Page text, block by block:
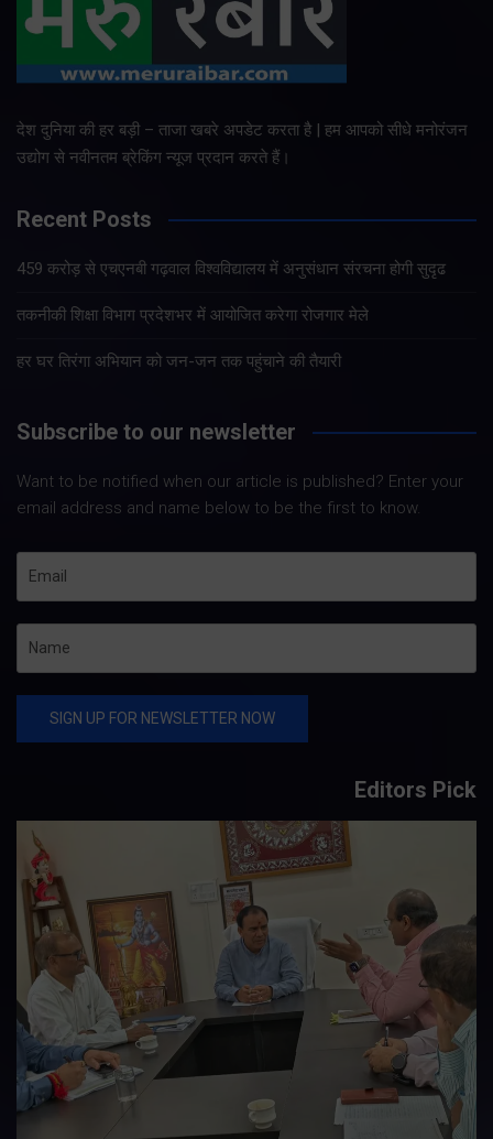
देश दुनिया की हर बड़ी – ताजा खबरे अपडेट करता है | हम आपको सीधे मनोरंजन
उद्योग से नवीनतम ब्रेकिंग न्यूज प्रदान करते हैं।
Recent Posts
459 करोड़ से एचएनबी गढ़वाल विश्वविद्यालय में अनुसंधान संरचना होगी सुदृढ
तकनीकी शिक्षा विभाग प्रदेशभर में आयोजित करेगा रोजगार मेले
हर घर तिरंगा अभियान को जन-जन तक पहुंचाने की तैयारी
Subscribe to our newsletter
Want to be notified when our article is published? Enter your
email address and name below to be the first to know.
Editors Pick